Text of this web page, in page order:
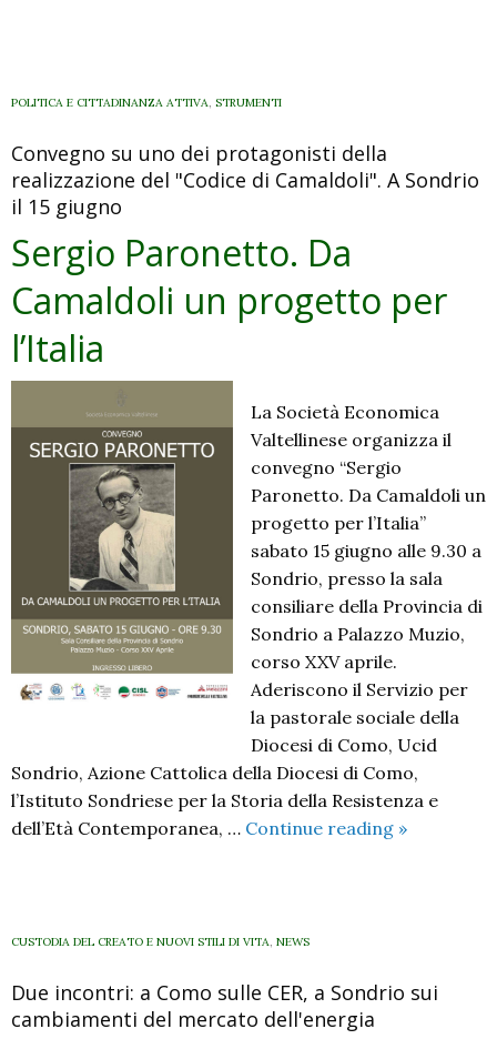
POLITICA E CITTADINANZA ATTIVA, STRUMENTI
Convegno su uno dei protagonisti della
realizzazione del "Codice di Camaldoli". A Sondrio
il 15 giugno
Sergio Paronetto. Da
Camaldoli un progetto per
l’Italia
La Società Economica
Valtellinese organizza il
convegno “Sergio
Paronetto. Da Camaldoli un
progetto per l’Italia”
sabato 15 giugno alle 9.30 a
Sondrio, presso la sala
consiliare della Provincia di
Sondrio a Palazzo Muzio,
corso XXV aprile.
Aderiscono il Servizio per
la pastorale sociale della
Diocesi di Como, Ucid
Sondrio, Azione Cattolica della Diocesi di Como,
l’Istituto Sondriese per la Storia della Resistenza e
dell’Età Contemporanea, … Continue reading Sergio
per
»
CUSTODIA DEL CREATO E NUOVI STILI DI VITA, NEWS
Due incontri: a Como sulle CER, a Sondrio sui
cambiamenti del mercato dell'energia